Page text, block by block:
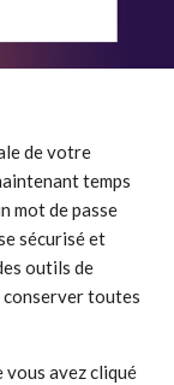
de votre
temps
mot de passe
sécurisé et
outils de
conserver toutes
vous avez cliqué